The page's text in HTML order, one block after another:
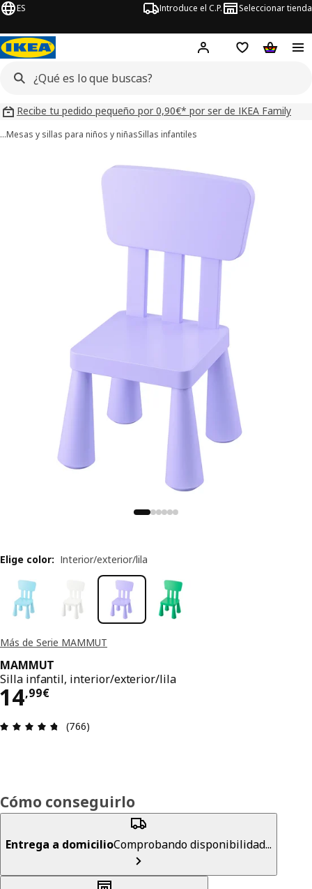
ES Introduce el C.P. Seleccionar tienda
Hej! Iniciar sesión
Lista de deseos
Carrito
Recibe tu pedido pequeño por 0,90€* por ser de IKEA Family
…Mesas y sillas para niños y niñasSillas infantiles
Más de Serie MAMMUT
MAMMUT
Silla infantil, interior/exterior/lila
14,99€
El precio 14,99€
Reseña: 4.7 de 5 estrellas. Revisiones totales:
(766)
Elige color: Interior/exterior/lila
Cómo conseguirlo
Entrega a domicilioComprobando disponibilidad...